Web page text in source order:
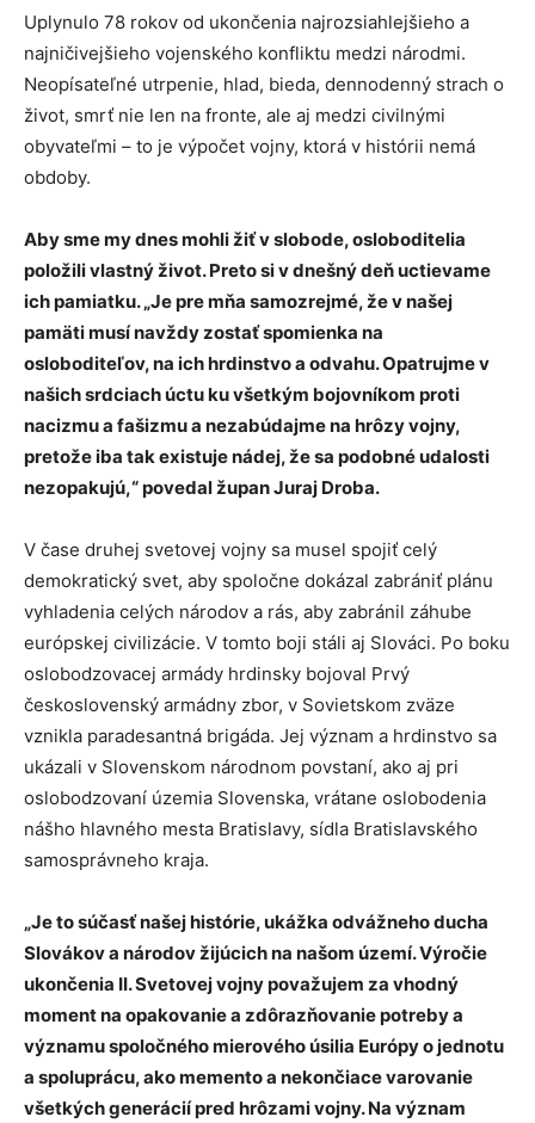
Uplynulo 78 rokov od ukončenia najrozsiahlejšieho a
najničivejšieho vojenského konfliktu medzi národmi.
Neopísateľné utrpenie, hlad, bieda, dennodenný strach o
život, smrť nie len na fronte, ale aj medzi civilnými
obyvateľmi – to je výpočet vojny, ktorá v histórii nemá
obdoby.
Aby sme my dnes mohli žiť v slobode, osloboditelia
položili vlastný život. Preto si v dnešný deň uctievame
ich pamiatku. „Je pre mňa samozrejmé, že v našej
pamäti musí navždy zostať spomienka na
osloboditeľov, na ich hrdinstvo a odvahu. Opatrujme v
našich srdciach úctu ku všetkým bojovníkom proti
nacizmu a fašizmu a nezabúdajme na hrôzy vojny,
pretože iba tak existuje nádej, že sa podobné udalosti
nezopakujú,“ povedal župan Juraj Droba.
V čase druhej svetovej vojny sa musel spojiť celý
demokratický svet, aby spoločne dokázal zabrániť plánu
vyhladenia celých národov a rás, aby zabránil záhube
európskej civilizácie. V tomto boji stáli aj Slováci. Po boku
oslobodzovacej armády hrdinsky bojoval Prvý
československý armádny zbor, v Sovietskom zväze
vznikla paradesantná brigáda. Jej význam a hrdinstvo sa
ukázali v Slovenskom národnom povstaní, ako aj pri
oslobodzovaní územia Slovenska, vrátane oslobodenia
nášho hlavného mesta Bratislavy, sídla Bratislavského
samosprávneho kraja.
„Je to súčasť našej histórie, ukážka odvážneho ducha
Slovákov a národov žijúcich na našom území. Výročie
ukončenia II. Svetovej vojny považujem za vhodný
moment na opakovanie a zdôrazňovanie potreby a
významu spoločného mierového úsilia Európy o jednotu
a spoluprácu, ako memento a nekončiace varovanie
všetkých generácií pred hrôzami vojny. Na význam